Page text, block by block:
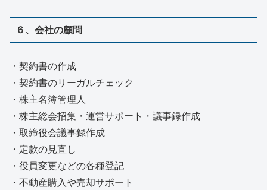
６、会社の顧問
・契約書の作成
・契約書のリーガルチェック
・株主名簿管理人
・株主総会招集・運営サポート・議事録作成
・取締役会議事録作成
・定款の見直し
・役員変更などの各種登記
・不動産購入や売却サポート